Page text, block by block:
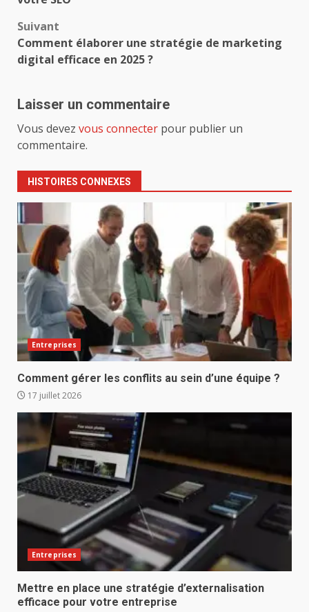
Suivant
Comment élaborer une stratégie de marketing
digital efficace en 2025 ?
Laisser un commentaire
Vous devez vous connecter pour publier un
commentaire.
HISTOIRES CONNEXES
Entreprises
Comment gérer les conflits au sein d’une équipe ?
17 juillet 2026
Entreprises
Mettre en place une stratégie d’externalisation
efficace pour votre entreprise